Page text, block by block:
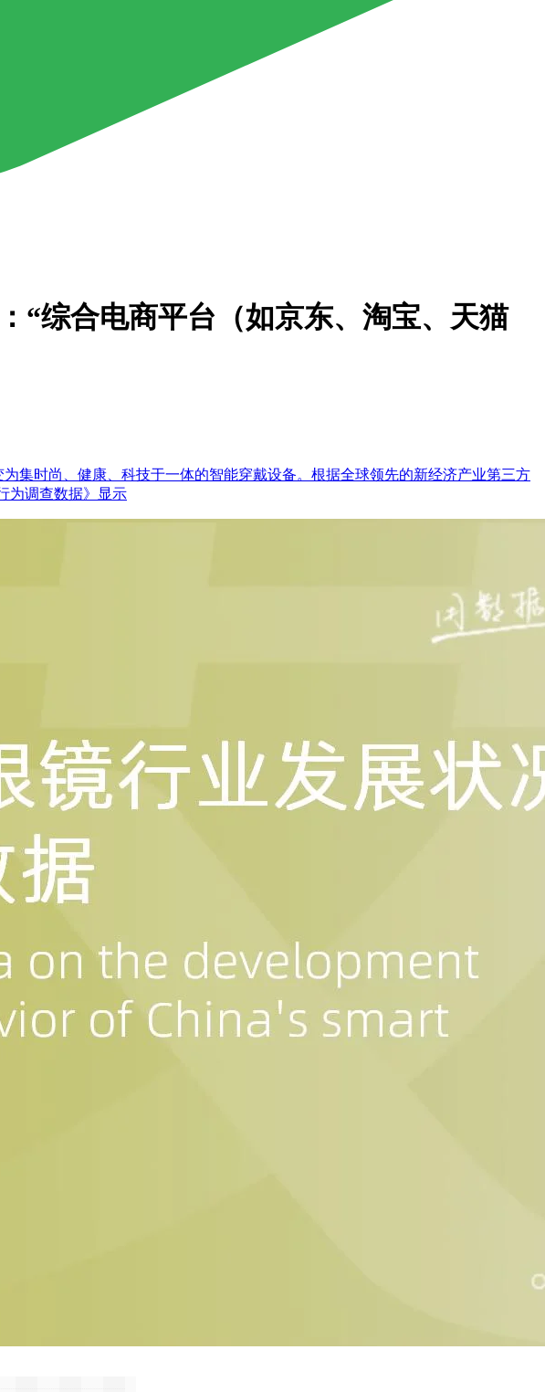
“综合电商平台（如京东、淘宝、天猫
集时尚、健康、科技于一体的智能穿戴设备。根据全球领先的新经济产业第三方
为调查数据》显示